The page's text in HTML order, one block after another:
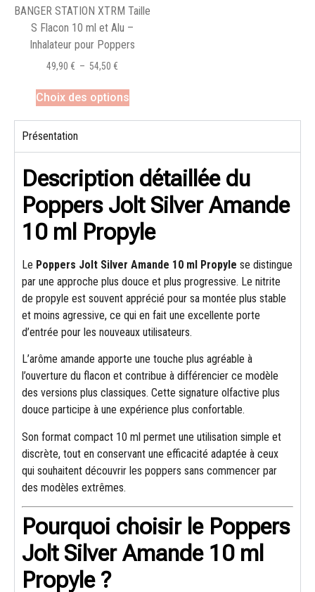
BANGER STATION XTRM Taille
S Flacon 10 ml et Alu –
Inhalateur pour Poppers
49,90 € – 54,50 €
Choix des options
Présentation
Description détaillée du
Poppers Jolt Silver Amande
10 ml Propyle
Le Poppers Jolt Silver Amande 10 ml Propyle se distingue
par une approche plus douce et plus progressive. Le nitrite
de propyle est souvent apprécié pour sa montée plus stable
et moins agressive, ce qui en fait une excellente porte
d’entrée pour les nouveaux utilisateurs.
L’arôme amande apporte une touche plus agréable à
l’ouverture du flacon et contribue à différencier ce modèle
des versions plus classiques. Cette signature olfactive plus
douce participe à une expérience plus confortable.
Son format compact 10 ml permet une utilisation simple et
discrète, tout en conservant une efficacité adaptée à ceux
qui souhaitent découvrir les poppers sans commencer par
des modèles extrêmes.
Pourquoi choisir le Poppers
Jolt Silver Amande 10 ml
Propyle ?